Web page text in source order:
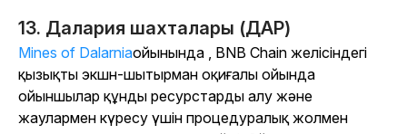
13. Далария шахталары (ДАР)
Mines of Dalarniaойынында , BNB Chain желісіндегі
қызықты экшн-шытырман оқиғалы ойында
ойыншылар құнды ресурстарды алу және
жаулармен күресу үшін процедуралық жолмен